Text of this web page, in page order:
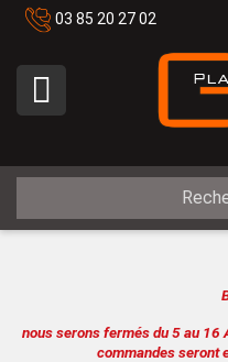
03 85 20 27 02

nous serons fermés du 5 au 16
commandes seront